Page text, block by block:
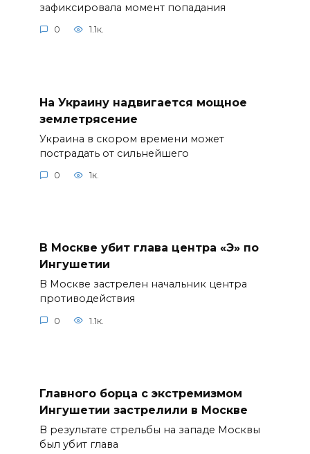
зафиксировала момент попадания
0 1.1к.
На Украину надвигается мощное
землетрясение
Украина в скором времени может
пострадать от сильнейшего
0 1к.
В Москве убит глава центра «Э» по
Ингушетии
В Москве застрелен начальник центра
противодействия
0 1.1к.
Главного борца с экстремизмом
Ингушетии застрелили в Москве
В результате стрельбы на западе Москвы
был убит глава